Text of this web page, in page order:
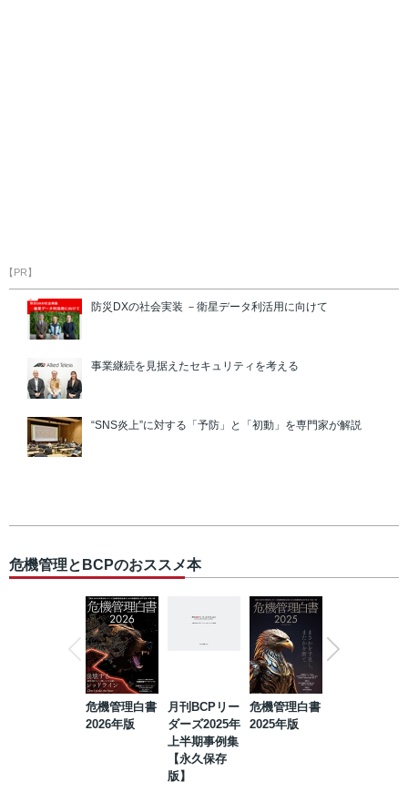
【PR】
防災DXの社会実装 －衛星データ利活用に向けて
事業継続を見据えたセキュリティを考える
“SNS炎上”に対する「予防」と「初動」を専門家が解説
危機管理とBCPのおススメ本
危機管理白書
2026年版
月刊BCPリー
ダーズ2025年
上半期事例集
【永久保存
版】
危機管理白書
2025年版